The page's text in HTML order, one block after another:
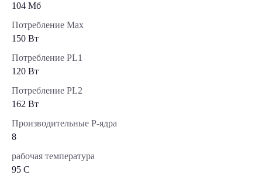
104 Мб
Потребление Max
150 Вт
Потребление PL1
120 Вт
Потребление PL2
162 Вт
Производительные Р-ядра
8
рабочая температура
95 C